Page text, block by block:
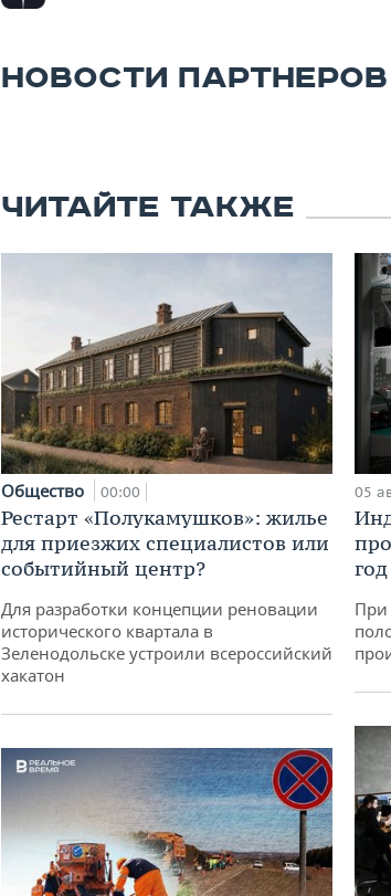
НОВОСТИ ПАРТНЕРОВ
ЧИТАЙТЕ ТАКЖЕ
Общество 00:00
Рестарт «Полукамушков»: жилье
для приезжих специалистов или
событийный центр?
Для разработки концепции реновации
исторического квартала в
Зеленодольске устроили всероссийский
хакатон
05
При